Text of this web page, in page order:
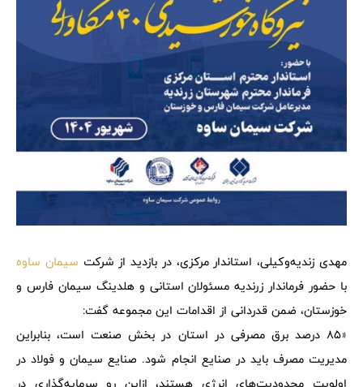
مهدی زندیه‌وکیلی، استاندار مرکزی، در بازدید از شرکت سیمان ساوه
با حضور فرماندار زرندیه مسئولان استانی و هلدینگ سیمان فارس و
خوزستان، ضمن قدردانی از اقدامات این مجموعه گفت:
«85 درصد برق مصرفی در استان در بخش صنعت است، بنابراین
مدیریت مصرف باید در صنایع انجام شود. صنایع سیمان و فولاد در